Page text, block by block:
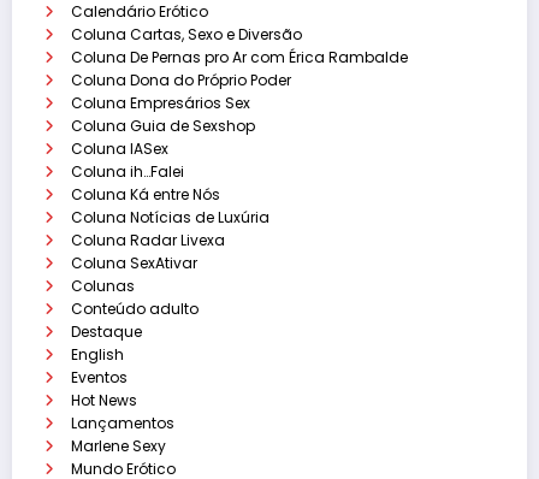
Calendário Erótico
Coluna Cartas, Sexo e Diversão
Coluna De Pernas pro Ar com Érica Rambalde
Coluna Dona do Próprio Poder
Coluna Empresários Sex
Coluna Guia de Sexshop
Coluna IASex
Coluna ih…Falei
Coluna Ká entre Nós
Coluna Notícias de Luxúria
Coluna Radar Livexa
Coluna SexAtivar
Colunas
Conteúdo adulto
Destaque
English
Eventos
Hot News
Lançamentos
Marlene Sexy
Mundo Erótico